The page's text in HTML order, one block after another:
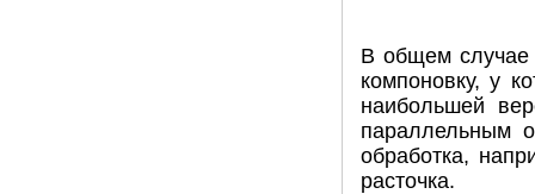
В общем случае
компоновку, у
наибольшей
параллельным
обработка,
расточка.